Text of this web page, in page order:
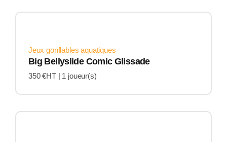
Jeux gonflables aquatiques
Big Bellyslide Comic Glissade
350 €HT | 1 joueur(s)